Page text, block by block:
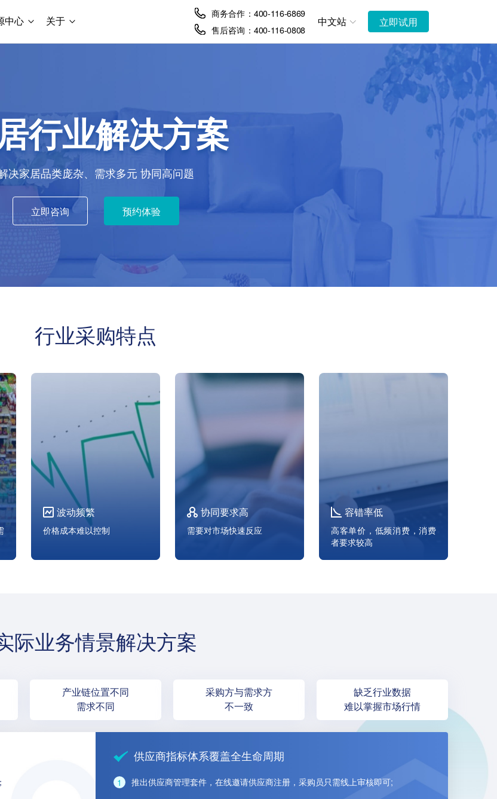
中心 关于
商务合作：400-116-6869
售后咨询：400-116-0808
中文站 立即试用
行业解决方案
决家居品类庞杂、需求多元 协同高问题
立即咨询 预约体验
行业采购特点
波动频繁
价格成本难以控制
协同要求高
需要对市场快速反应
容错率低
高客单价，低频消费，消费
者要求较高
际业务情景解决方案
产业链位置不同
需求不同
采购方与需求方
不一致
缺乏行业数据
难以掌握市场行情
供应商指标体系覆盖全生命周期
推出供应商管理套件，在线邀请供应商注册，采购员只需线上审核即可;